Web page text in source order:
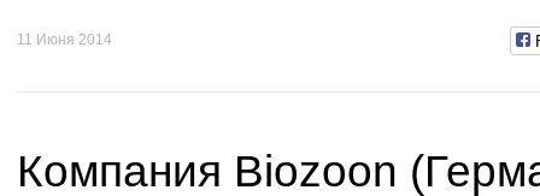
11 Июня 2014
Компания Biozoon